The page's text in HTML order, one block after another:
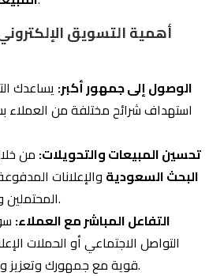
يساعدك
استهداف شرائح مختلفة من
تحسين المبيعات والتحويلات: من خلال
البحث السعوديةوالإعلانات
المحتملين وزيادة معدل التحويلات.
التفاعل المباشر مع العملاء:
التواصل الاجتماعي أو الحملات
تحليل البيانات واتخاذ قرارات
الإلكتروني إمكانية قياس أداء الحملات